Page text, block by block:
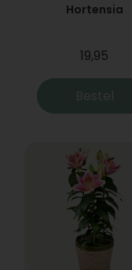
Hortensia
19,95
Bestel